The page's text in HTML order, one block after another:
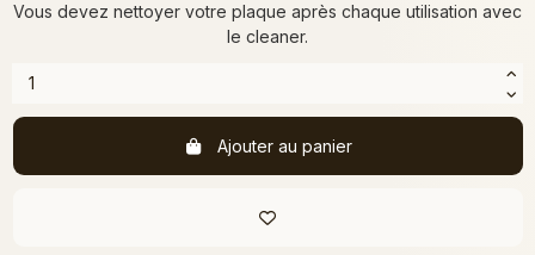
Vous devez nettoyer votre plaque après chaque utilisation avec
le cleaner.
Ajouter au panier